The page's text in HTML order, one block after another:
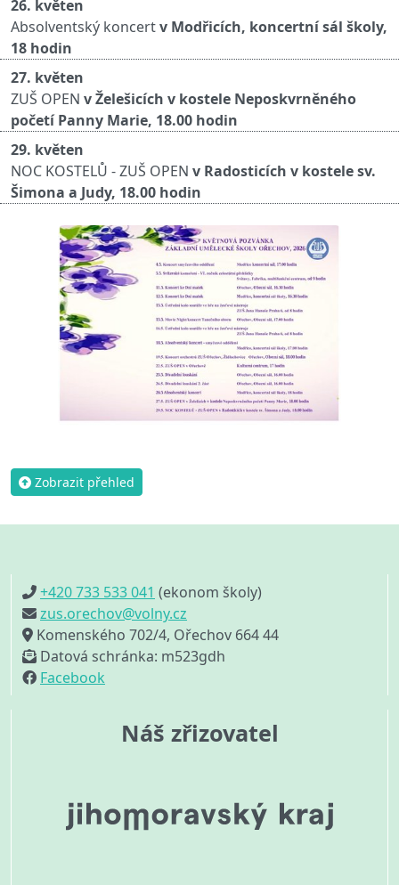
26. květen
Absolventský koncertv Modřicích, koncertní sál školy,
18 hodin
27. květen
ZUŠ OPEN v Želešicích v kostele Neposkvrněného
početí Panny Marie, 18.00 hodin
29. květen
NOC KOSTELŮ - ZUŠ OPEN v Radosticích v kostele sv.
Šimona a Judy, 18.00 hodin
Zobrazit přehled
+420 733 533 041 (ekonom školy)
zus.orechov@volny.cz
Komenského 702/4, Ořechov 664 44
Datová schránka: m523gdh
Facebook
Náš zřizovatel